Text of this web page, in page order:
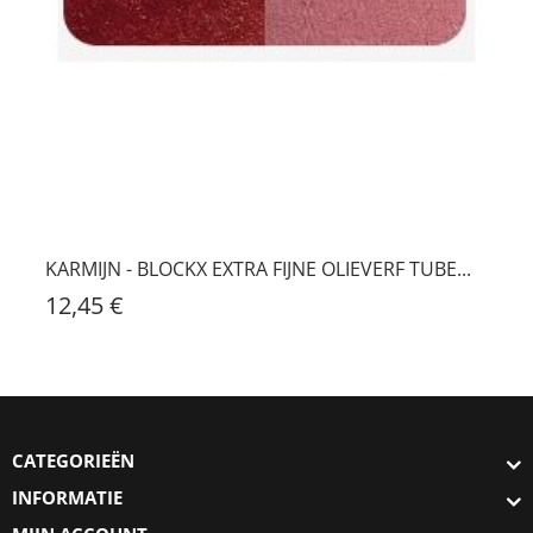
KARMIJN - BLOCKX EXTRA FIJNE OLIEVERF TUBE...
12,45 €
CATEGORIEËN
INFORMATIE